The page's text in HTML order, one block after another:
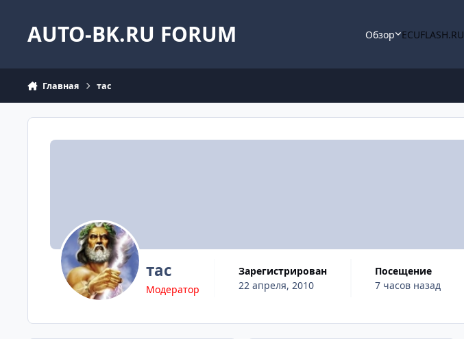
AUTO-BK.RU FORUM Обзор ECUFLASH.RU
Главная тас
тас
Модератор
Зарегистрирован
22 апреля, 2010
Посещение
7 часов назад